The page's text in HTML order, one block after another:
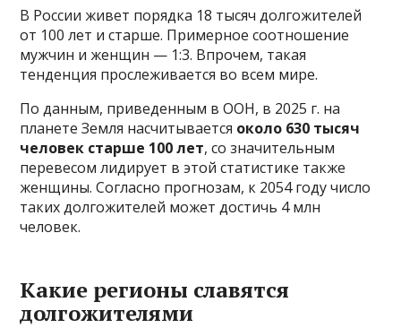
В России живет порядка 18 тысяч долгожителей
от 100 лет и старше. Примерное соотношение
мужчин и женщин — 1:3. Впрочем, такая
тенденция прослеживается во всем мире.
По данным, приведенным в ООН, в 2025 г. на
планете Земля насчитывается около 630 тысяч
человек старше 100 лет, со значительным
перевесом лидирует в этой статистике также
женщины. Согласно прогнозам, к 2054 году число
таких долгожителей может достичь 4 млн
человек.
Какие регионы славятся
долгожителями